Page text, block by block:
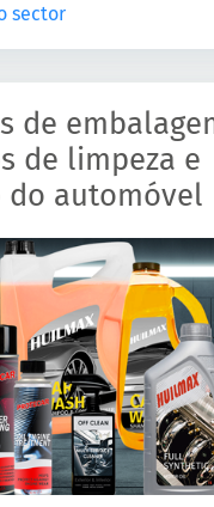
sector
de
de limpeza e
do automóvel